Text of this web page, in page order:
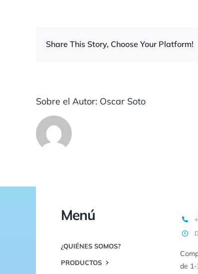
Share This Story, Choose Your Platform!
Sobre el Autor: Oscar Soto
Menú
¿QUIÉNES SOMOS?
PRODUCTOS
de